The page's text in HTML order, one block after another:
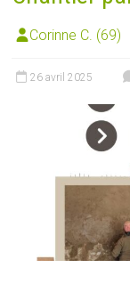
Corinne C. (69)
26 avril 2025